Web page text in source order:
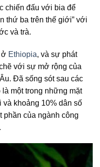
chiến đấu với bia để
thứ ba trên thế giới” với
và trà.
ở Ethiopia, và sự phát
với sự mở rộng của
Đã sống sót sau các
một trong những mặt
khoảng 10% dân số
phần của ngành công